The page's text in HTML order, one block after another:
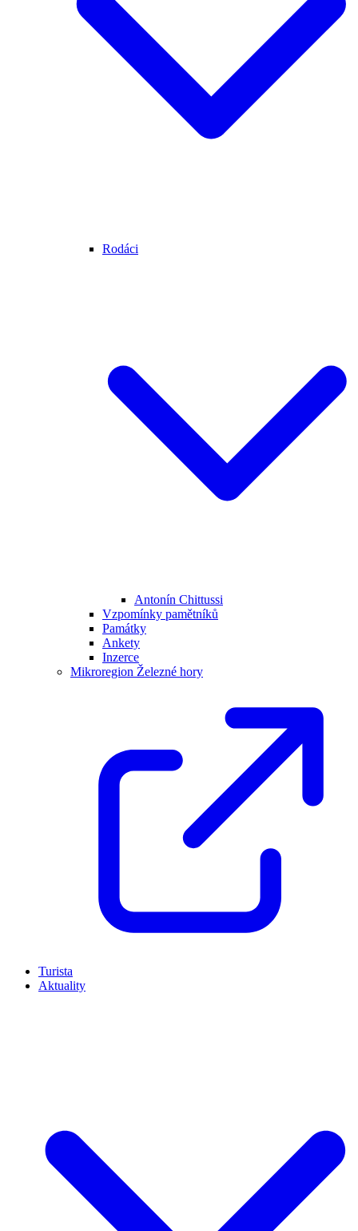
Rodáci
Antonín Chittussi
Vzpomínky pamětníků
Památky
Ankety
Inzerce
Mikroregion Železné hory
Turista
Aktuality